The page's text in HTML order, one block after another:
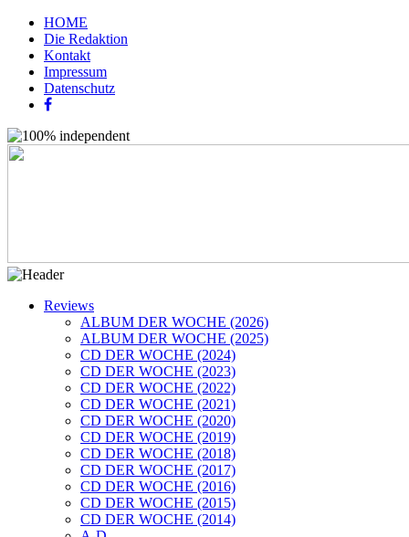
HOME
Die Redaktion
Kontakt
Impressum
Datenschutz
Reviews
ALBUM DER WOCHE (2026)
ALBUM DER WOCHE (2025)
CD DER WOCHE (2024)
CD DER WOCHE (2023)
CD DER WOCHE (2022)
CD DER WOCHE (2021)
CD DER WOCHE (2020)
CD DER WOCHE (2019)
CD DER WOCHE (2018)
CD DER WOCHE (2017)
CD DER WOCHE (2016)
CD DER WOCHE (2015)
CD DER WOCHE (2014)